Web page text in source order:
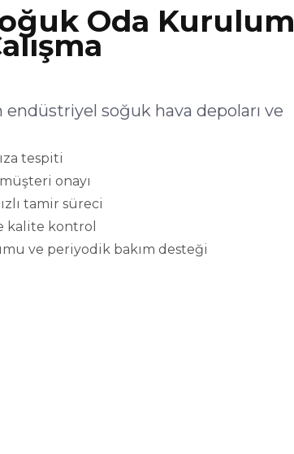
Oda Kurulum
soğuk hava depoları ve
tespiti
onayı
tamir süreci
kalite kontrol
ve periyodik bakım desteği